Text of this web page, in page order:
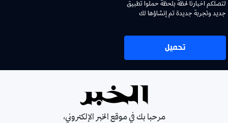
لتصلكم اخبارنا لحظة بلحظة حملوا تطبيق
جديد وتجربة جديدة تم إنشاؤها لك
تحميل
مرحبا بك في موقع الخبر الإلكتروني،